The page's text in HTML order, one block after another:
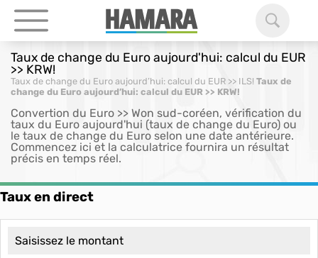
Taux de change du Euro aujourd'hui: calcul du EUR
>> KRW!
Taux de change du Euro aujourd’hui: calcul du EUR >> ILS! Taux de
change du Euro aujourd’hui: calcul du EUR >> KRW!
Convertion du Euro >> Won sud-coréen, vérification du
taux du Euro aujourd'hui (taux de change du Euro) ou
le taux de change du Euro selon une date antérieure.
Commencez ici et la calculatrice fournira un résultat
précis en temps réel.
Taux en direct